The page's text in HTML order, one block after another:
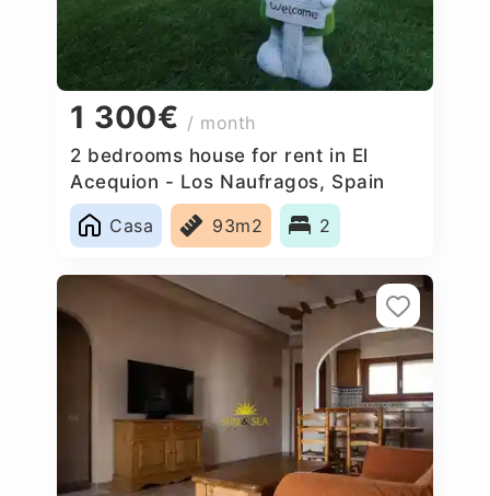
1 300€ / month
2 bedrooms house for rent in El
Acequion - Los Naufragos, Spain
Casa
93m2 2